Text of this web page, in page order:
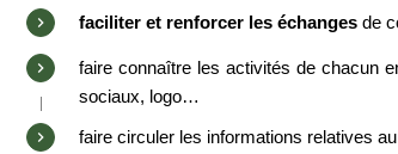
faciliter et renforcer les échanges de
faire connaître les activités de chacun
sociaux, logo…
faire circuler les informations relatives